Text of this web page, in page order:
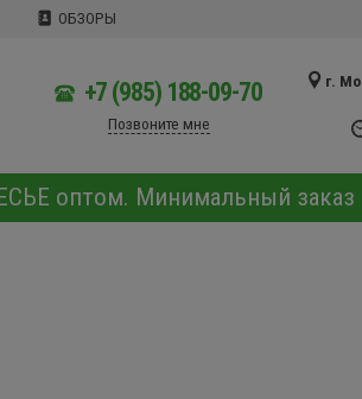
ОБЗОРЫ
+7 (985) 188-09-70
Позвоните мне
г.
оптом. Минимальный заказ